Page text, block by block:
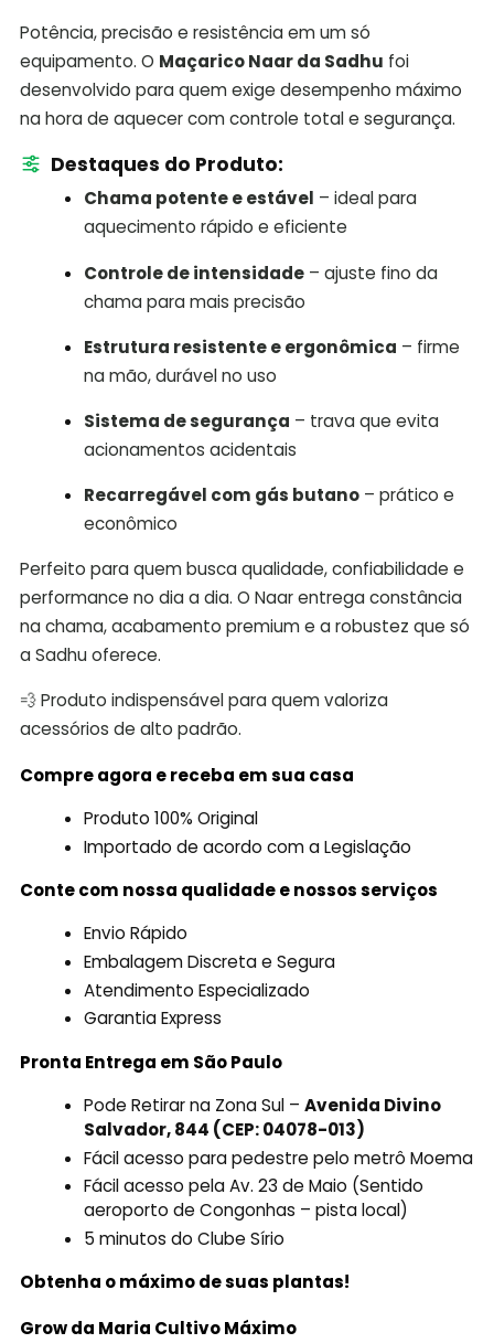
Potência, precisão e resistência em um só
equipamento. O Maçarico Naar da Sadhu foi
desenvolvido para quem exige desempenho máximo
na hora de aquecer com controle total e segurança.
Destaques do Produto:
Chama potente e estável – ideal para
aquecimento rápido e eficiente
Controle de intensidade – ajuste fino da
chama para mais precisão
Estrutura resistente e ergonômica – firme
na mão, durável no uso
Sistema de segurança – trava que evita
acionamentos acidentais
Recarregável com gás butano – prático e
econômico
Perfeito para quem busca qualidade, confiabilidade e
performance no dia a dia. O Naar entrega constância
na chama, acabamento premium e a robustez que só
a Sadhu oferece.
💨 Produto indispensável para quem valoriza
acessórios de alto padrão.
Compre agora e receba em sua casa
Produto 100% Original
Importado de acordo com a Legislação
Conte com nossa qualidade e nossos serviços
Envio Rápido
Embalagem Discreta e Segura
Atendimento Especializado
Garantia Express
Pronta Entrega em São Paulo
Pode Retirar na Zona Sul –Avenida Divino
Salvador, 844 (CEP: 04078-013)
Fácil acesso para pedestre pelo metrô Moema
Fácil acesso pela Av. 23 de Maio (Sentido
aeroporto de Congonhas – pista local)
5 minutos do Clube Sírio
Obtenha o máximo de suas plantas!
Grow da Maria Cultivo Máximo